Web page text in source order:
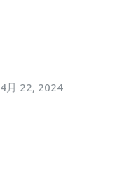
4月 22, 2024